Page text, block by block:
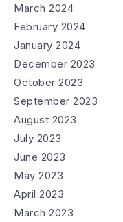
March 2024
February 2024
January 2024
December 2023
October 2023
September 2023
August 2023
July 2023
June 2023
May 2023
April 2023
March 2023